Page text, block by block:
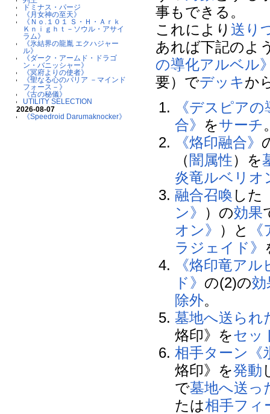
ドミナス・パージ
《月女神の至天》
《Ｎｏ.１０１ Ｓ・Ｈ・Ａｒｋ
Ｋｎｉｇｈｔ－ソウル・アサイ
ラム》
《氷結界の龍胤 エクハジャー
ル》
《ダーク・アームド・ドラゴ
ン・バニッシャー》
《冥府よりの使者》
《聖なる心のバリア －マインド
フォース－》
《古の秘儀》
UTILITY SELECTION
2026-08-07
《Speedroid Darumaknocker》
事もできる。
これにより送り
あれば下記のよ
の導化アルベル
要）でデッキか
《デスピア
合》 をサーチ
《烙印融合》
（闇属性）を
炎竜ルベリオ
融合召喚 した
ン》 ）の効果
オン》 ）と
ラジェイド》
《烙印竜ア
ド》 の(2)の効
除外。
墓地へ送られ
烙印》をセッ
相手ターン
烙印》を発動
で墓地へ送っ
たは相手フィ